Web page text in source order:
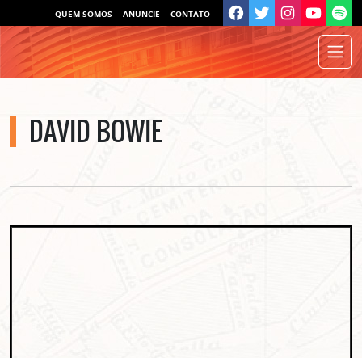
QUEM SOMOS ANUNCIE CONTATO
DAVID BOWIE